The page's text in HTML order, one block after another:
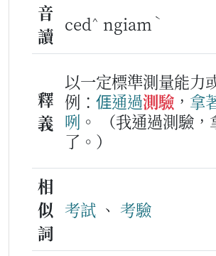
音
讀
ced^ ngiam ˋ
釋
義
以一定標準測量能力
例： 𠊎通過測驗 ， 拿
咧 。
（我通過測驗
了。）
相
似
詞
考試 、 考驗